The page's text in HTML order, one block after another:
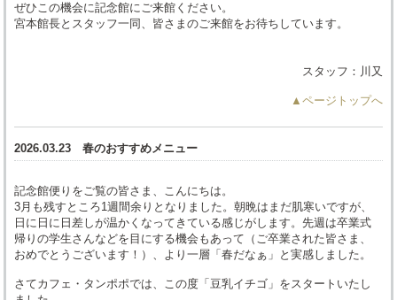
ぜひこの機会に記念館にご来館ください。
宮本館長とスタッフ一同、皆さまのご来館をお待ちしています。
スタッフ：川又
▲ページトップへ
2026.03.23春のおすすめメニュー
記念館便りをご覧の皆さま、こんにちは。
3月も残すところ1週間余りとなりました。朝晩はまだ肌寒いですが、
日に日に日差しが温かくなってきている感じがします。先週は卒業式
帰りの学生さんなどを目にする機会もあって（ご卒業された皆さま、
おめでとうございます！）、より一層「春だなぁ」と実感しました。
さてカフェ・タンポポでは、この度「豆乳イチゴ」をスタートいたし